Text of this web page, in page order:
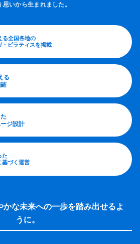
思いから生まれました。
全国各地の
ピラティスを掲載
る
ジ設計
た
基づく運営
な未来への一歩を踏み出せるよ
うに。